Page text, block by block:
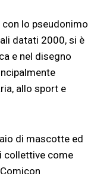
lo pseudonimo
datati 2000, si è
e nel disegno
allo sport e
di mascotte ed
collettive come